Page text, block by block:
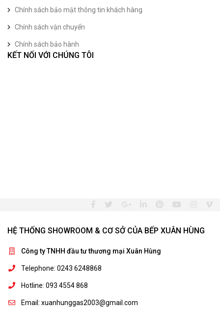
Chính sách bảo mật thông tin khách hàng
Chính sách vận chuyển
Chính sách bảo hành
KẾT NỐI VỚI CHÚNG TÔI
HỆ THỐNG SHOWROOM & CƠ SỞ CỦA BẾP XUÂN HÙNG
Công ty TNHH đầu tư thương mại Xuân Hùng
Telephone: 0243 6248868
Hotline: 093 4554 868
Email: xuanhunggas2003@gmail.com